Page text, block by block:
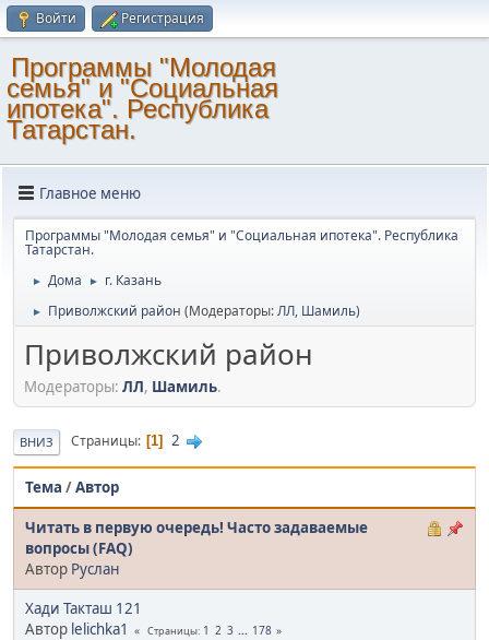
Войти Регистрация
Программы "Молодая
семья" и "Социальная
ипотека". Республика
Татарстан.
Главное меню
Программы "Молодая семья" и "Социальная ипотека". Республика
Татарстан.
► Дома ► г. Казань
► Приволжский район (Модераторы:ЛЛ, Шамиль)
Приволжский район
Модераторы: ЛЛ, Шамиль.
ВНИЗ Страницы 1 2
Тема /Автор
Читать в первую очередь! Часто задаваемые
вопросы (FAQ)
Автор Pуслан
Хади Такташ 121
Автор lelichka1 Страницы 1 2 3 ... 178